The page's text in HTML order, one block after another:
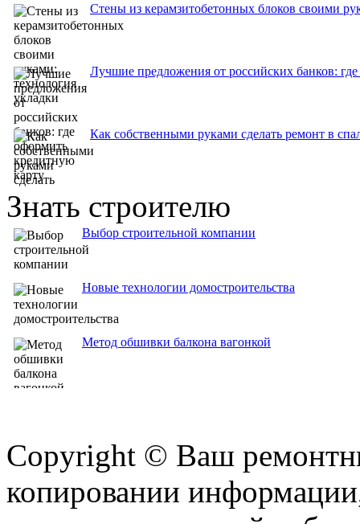
Стены из керамзитобетонных блоков своими
Лучшие предложения от российских банков:
Как собственными руками сделать ремонт в
Знать строителю
Выбор строительной компании
Новые технологии домостроительства
Метод обшивки балкона вагонкой
Copyright © Ваш
копировании